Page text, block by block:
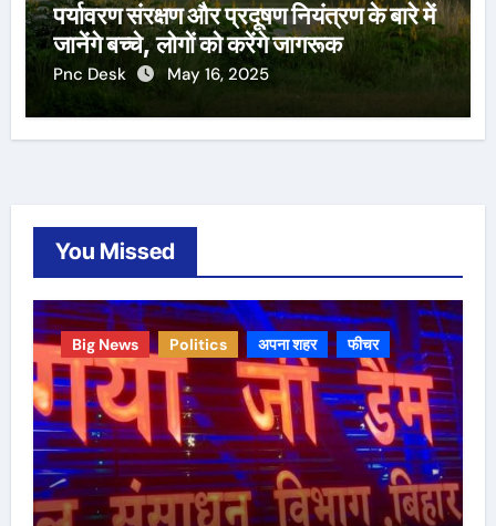
पर्यावरण संरक्षण और प्रदूषण नियंत्रण के बारे में
जानेंगे बच्चे, लोगों को करेंगे जागरूक
Pnc Desk May 16, 2025
You Missed
Big News Politics अपना शहर फीचर